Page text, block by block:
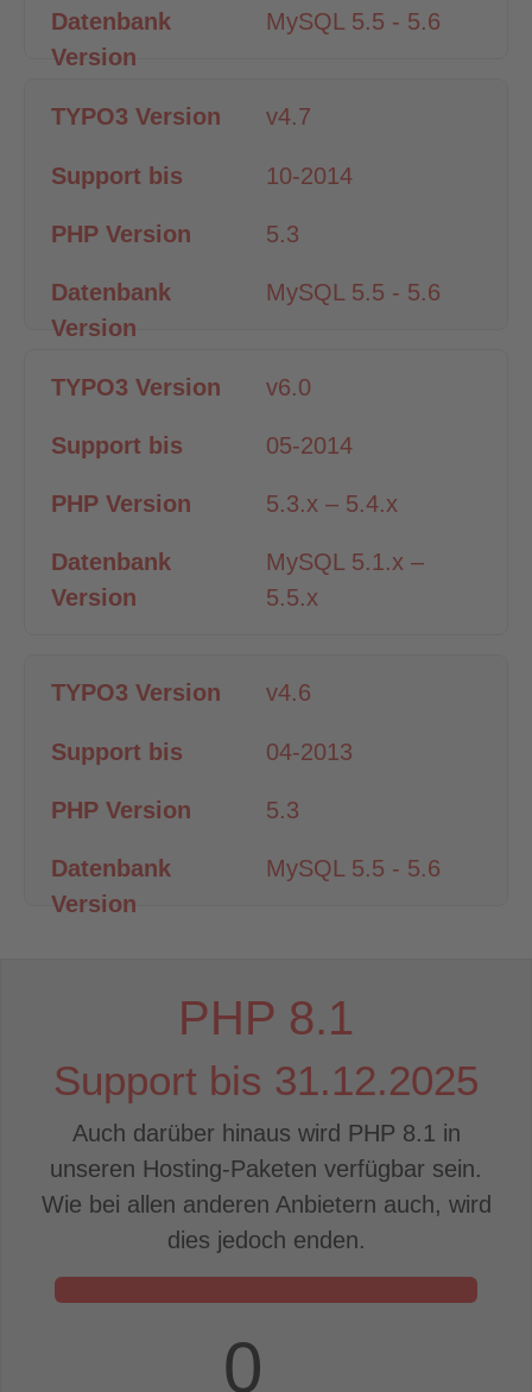
MySQL 5.5 - 5.6
v4.7
10-2014
5.3
MySQL 5.5 - 5.6
v6.0
05-2014
5.3.x – 5.4.x
MySQL 5.1.x –
5.5.x
v4.6
04-2013
5.3
MySQL 5.5 - 5.6
PHP 8.1
Support bis 31.12.2025
Auch darüber hinaus wird PHP 8.1 in
unseren Hosting-Paketen verfügbar sein.
Wie bei allen anderen Anbietern auch, wird
dies jedoch enden.
0